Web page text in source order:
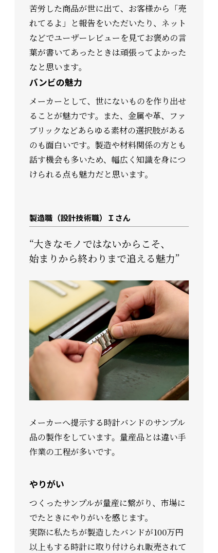
苦労した商品が世に出て、お客様から「売
れてるよ」と報告をいただいたり、ネット
などでユーザーレビューを見てお褒めの言
葉が書いてあったときは頑張ってよかった
なと思います。
バンビの魅力
メーカーとして、世にないものを作り出せ
ることが魅力です。また、金属や革、ファ
ブリックなどあらゆる素材の選択肢がある
のも面白いです。製造や材料関係の方とも
話す機会も多いため、幅広く知識を身につ
けられる点も魅力だと思います。
製造職（設計技術職）Ｉさん
“大きなモノではないからこそ、
始まりから終わりまで追える魅力”
メーカーへ提示する時計バンドのサンプル
品の製作をしています。量産品とは違い手
作業の工程が多いです。
やりがい
つくったサンプルが量産に繋がり、市場に
でたときにやりがいを感じます。
実際に私たちが製造したバンドが100万円
以上もする時計に取り付けられ販売されて